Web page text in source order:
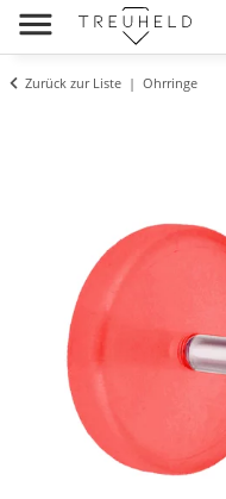
Zurück zur Liste Ohrringe